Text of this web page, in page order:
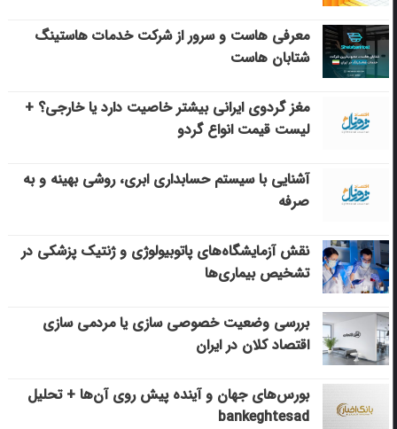
معرفی هاست و سرور از شرکت خدمات هاستینگ
شتابان هاست
مغز گردوی ایرانی بیشتر خاصیت دارد یا خارجی؟ +
لیست قیمت انواع گردو
آشنایی با سیستم حسابداری ابری، روشی بهینه و به
صرفه
نقش آزمایشگاه‌های پاتوبیولوژی و ژنتیک پزشکی در
تشخیص بیماری‌ها
بررسی وضعیت خصوصی سازی یا مردمی سازی
اقتصاد کلان در ایران
بورس‌های جهان و آینده پیش روی آن‌ها + تحلیل
bankeghtesad